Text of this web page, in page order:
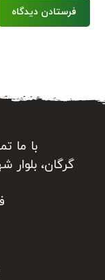
فرستادن دیدگاه
با ما تماس
گرگان،